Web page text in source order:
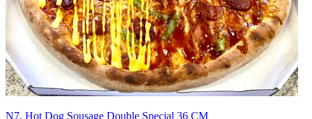
N7. Hot Dog Sousage Double Special 36 CM